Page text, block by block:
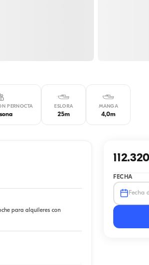
PERNOCTA ESLORA
25m
MANGA
4,0m
para alquileres con
FECHA
Fecha